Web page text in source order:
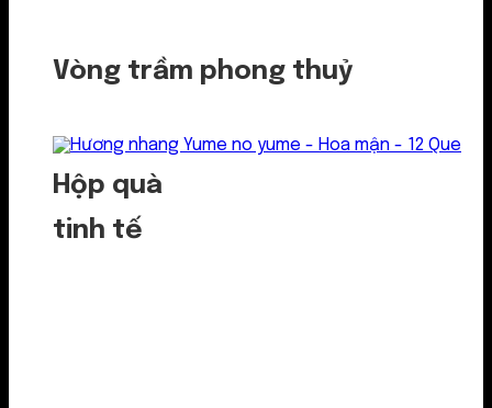
Vòng trầm phong thuỷ
Hộp quà
tinh tế